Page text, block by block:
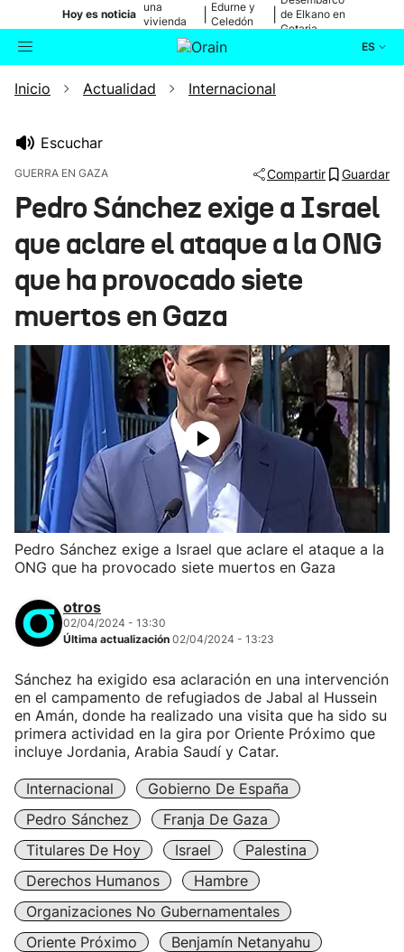
Hoy es noticia
una
vivienda
de Bilbao
Edurne y
Celedón
de Elkano en
Getaria
ES
Buscador Actualidad
Ikusmiran
Eguraldia
Inicio Actualidad Internacional
Escuchar
GUERRA EN GAZA Compartir Guardar
Pedro Sánchez exige a Israel
que aclare el ataque a la ONG
que ha provocado siete
muertos en Gaza
Pedro Sánchez exige a Israel que aclare el ataque a la
ONG que ha provocado siete muertos en Gaza
otros
02/04/2024 - 13:30
Última actualización 02/04/2024 - 13:23
Sánchez ha exigido esa aclaración en una intervención
en el campamento de refugiados de Jabal al Hussein
en Amán, donde ha realizado una visita que ha sido su
primera actividad en la gira por Oriente Próximo que
incluye Jordania, Arabia Saudí y Catar.
Internacional
Gobierno De España
Pedro Sánchez
Franja De Gaza
Titulares De Hoy
Israel
Palestina
Derechos Humanos
Hambre
Organizaciones No Gubernamentales
Oriente Próximo
Benjamín Netanyahu